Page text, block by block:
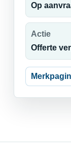
Op
Actie
Offerte